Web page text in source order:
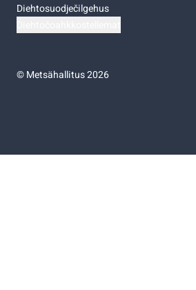
Diehtosuodječilgehus
©Metsähallitus 2026